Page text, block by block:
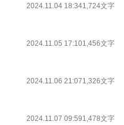
2024.11.04 18:341,724文字
2024.11.05 17:101,456文字
2024.11.06 21:071,326文字
2024.11.07 09:591,478文字